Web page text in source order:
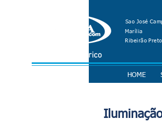
Material Elétrico
Sao José
Marília
Ribeirão Preto
HOME